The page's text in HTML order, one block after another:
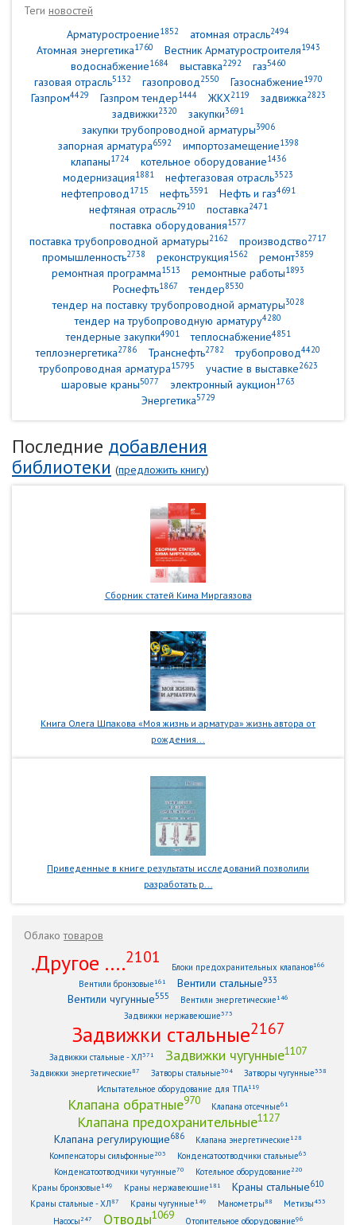
Теги новостей
Арматуростроение1852 атомная отрасль2494
Атомная энергетика1760 Вестник Арматуростроителя1943
водоснабжение1684 выставка2292 газ5460
газовая отрасль5132 газопровод2550 Газоснабжение1970
Газпром4429 Газпром тендер1444 ЖКХ2119 задвижка2823
задвижки2320 закупки3691
закупки трубопроводной арматуры3906
запорная арматура6592 импортозамещение1398
клапаны1724 котельное оборудование1436
модернизация1881 нефтегазовая отрасль3523
нефтепровод1715 нефть3591 Нефть и газ4691
нефтяная отрасль2910 поставка2471
поставка оборудования1577
поставка трубопроводной арматуры2162 производство2717
промышленность2738 реконструкция1562 ремонт3859
ремонтная программа1513 ремонтные работы1893
Роснефть1867 тендер8530
тендер на поставку трубопроводной арматуры3028
тендер на трубопроводную арматуру4280
тендерные закупки4901 теплоснабжение4851
теплоэнергетика2786 Транснефть2782 трубопровод4420
трубопроводная арматура15795 участие в выставке2623
шаровые краны5077 электронный аукцион1763
Энергетика5729
Последние добавления
библиотеки (предложить книгу)
Сборник статей Кима Миргаязова
Книга Олега Шпакова «Моя жизнь и арматура» жизнь автора от
рождения...
Приведенные в книге результаты исследований позволили
разработать р...
Облакотоваров
.Другое ....2101
Блоки предохранительных клапанов166
Вентили бронзовые161 Вентили стальные933
Вентили чугунные555 Вентили энергетические146
Задвижки нержавеющие373
Задвижки стальные2167
Задвижки стальные - ХЛ371 Задвижки чугунные1107
Задвижки энергетические87 Затворы стальные304 Затворы чугунные338
Испытательное оборудование для ТПА119
Клапана обратные970 Клапана отсечные61
Клапана предохранительные1127
Клапана регулирующие686 Клапана энергетические128
Компенсаторы сильфонные 203 Конденсатоотводчики стальные63
Конденсатоотводчики чугунные70 Котельное оборудование 220
Краны бронзовые149 Краны нержавеющие181 Краны стальные610
Краны стальные - ХЛ87 Краны чугунные149 Манометры88 Метизы433
Насосы 247 Отводы1069 Отопительное оборудование96